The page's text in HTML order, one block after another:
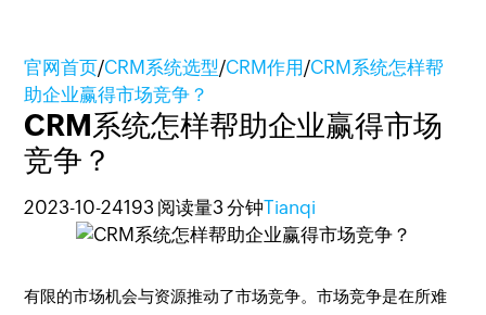
官网首页/CRM系统选型/CRM作用/CRM系统怎样帮
助企业赢得市场竞争？
CRM系统怎样帮助企业赢得市场
竞争？
2023-10-24193 阅读量3 分钟Tianqi
有限的市场机会与资源推动了市场竞争。市场竞争是在所难